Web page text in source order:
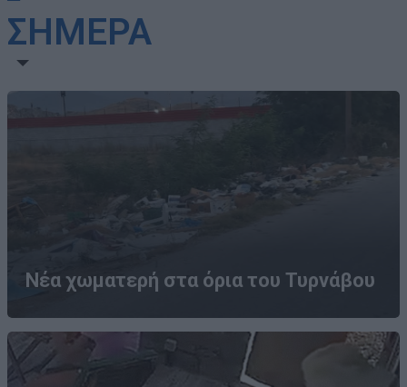
ΣΗΜΕΡΑ
Νέα χωματερή στα όρια του Τυρνάβου